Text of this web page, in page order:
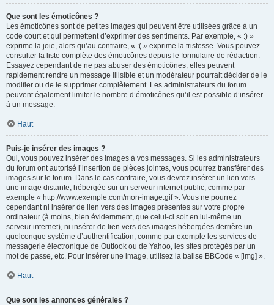
Que sont les émoticônes ?
Les émoticônes sont de petites images qui peuvent être utilisées grâce à un
code court et qui permettent d’exprimer des sentiments. Par exemple, « :) »
exprime la joie, alors qu’au contraire, « :( » exprime la tristesse. Vous pouvez
consulter la liste complète des émoticônes depuis le formulaire de rédaction.
Essayez cependant de ne pas abuser des émoticônes, elles peuvent
rapidement rendre un message illisible et un modérateur pourrait décider de le
modifier ou de le supprimer complètement. Les administrateurs du forum
peuvent également limiter le nombre d’émoticônes qu’il est possible d’insérer
à un message.
Haut
Puis-je insérer des images ?
Oui, vous pouvez insérer des images à vos messages. Si les administrateurs
du forum ont autorisé l’insertion de pièces jointes, vous pourrez transférer des
images sur le forum. Dans le cas contraire, vous devrez insérer un lien vers
une image distante, hébergée sur un serveur internet public, comme par
exemple « http://www.exemple.com/mon-image.gif ». Vous ne pourrez
cependant ni insérer de lien vers des images présentes sur votre propre
ordinateur (à moins, bien évidemment, que celui-ci soit en lui-même un
serveur internet), ni insérer de lien vers des images hébergées derrière un
quelconque système d’authentification, comme par exemple les services de
messagerie électronique de Outlook ou de Yahoo, les sites protégés par un
mot de passe, etc. Pour insérer une image, utilisez la balise BBCode « [img] ».
Haut
Que sont les annonces générales ?